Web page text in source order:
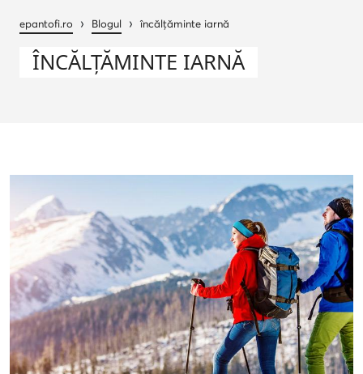
epantofi.ro › Blogul › încălțăminte iarnă
ÎNCĂLȚĂMINTE IARNĂ